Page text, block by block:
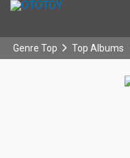
Genre Top Top Albums